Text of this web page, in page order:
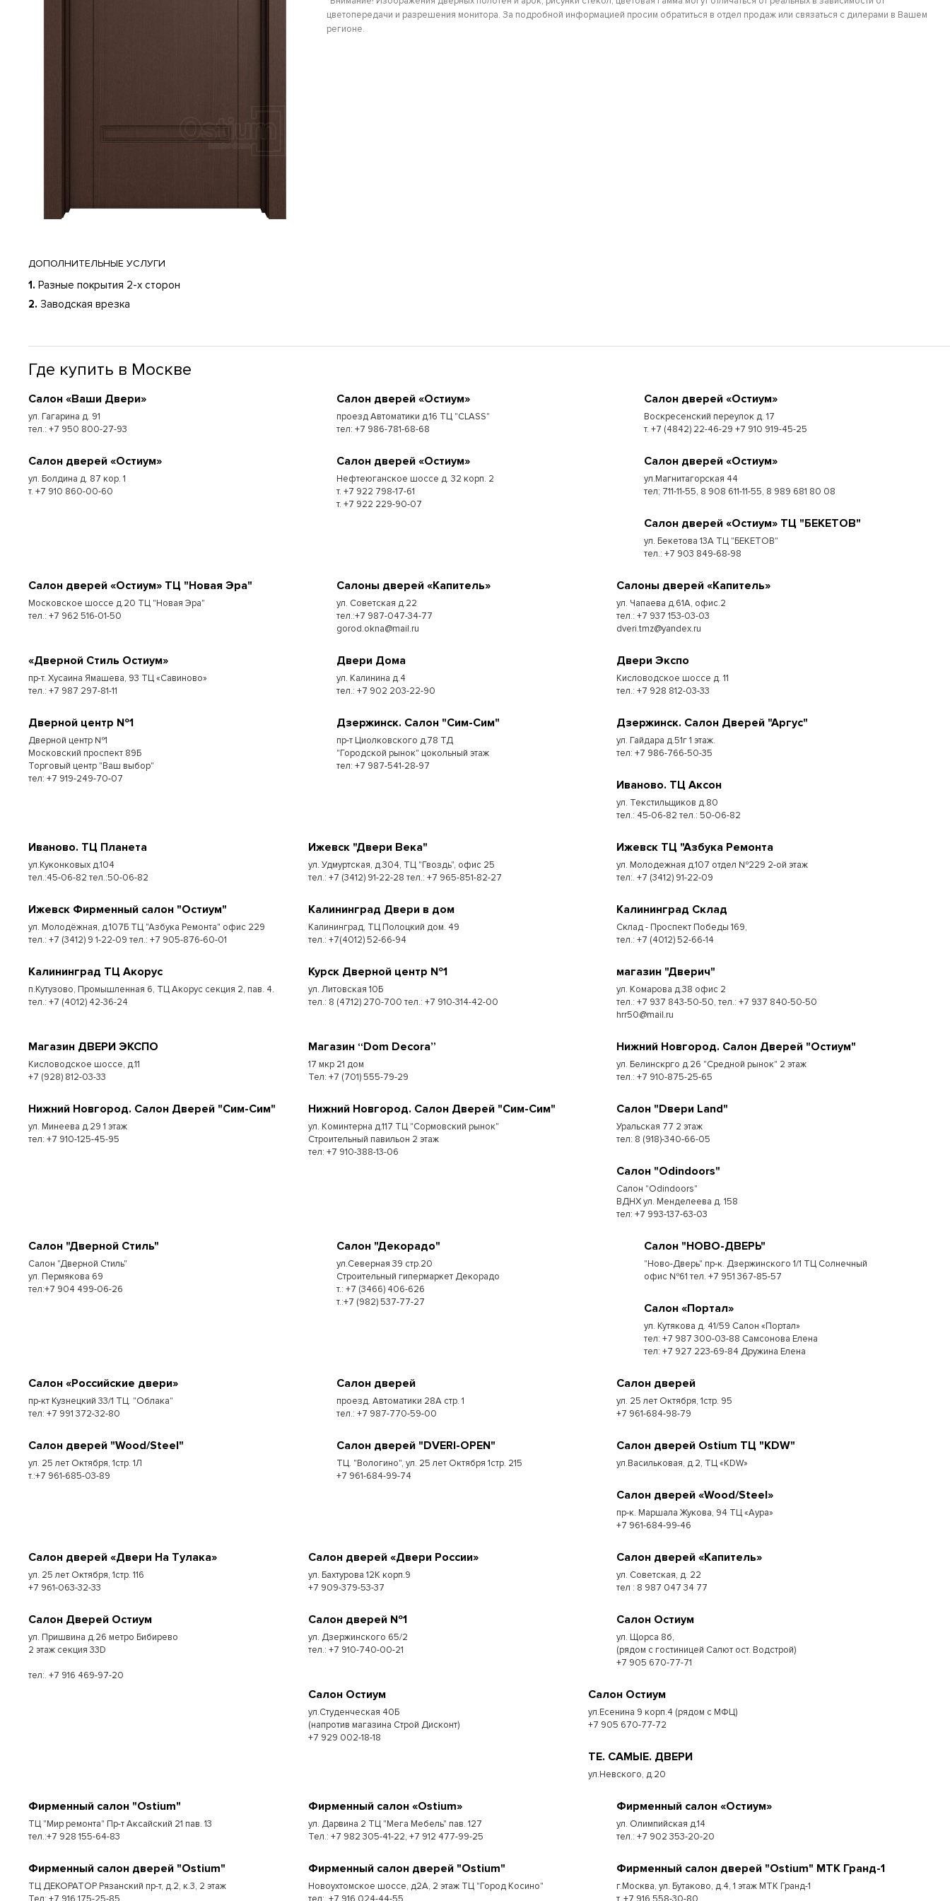
цветопередачи и разрешения монитора. За подробной информацией просим обратиться в отдел продаж или связаться с дилерами в Вашем
регионе.
ДОПОЛНИТЕЛЬНЫЕ УСЛУГИ
1. Разные покрытия 2-х сторон
2. Заводская врезка
Где купить в Москве
Cалон «Ваши Двери»
ул. Гагарина д. 91
тел.: +7 950 800-27-93
Cалон дверей «Остиум»
проезд Автоматики д.16 ТЦ "CLASS"
тел: +7 986-781-68-68
Cалон дверей «Остиум»
Воскресенский переулок д. 17
т. +7 (4842) 22-46-29 +7 910 919-45-25
Cалон дверей «Остиум»
ул. Болдина д. 87 кор. 1
т. +7 910 860-00-60
Cалон дверей «Остиум»
Нефтеюганское шоссе д. 32 корп. 2
т. +7 922 798-17-61
т. +7 922 229-90-07
Cалон дверей «Остиум»
ул.Магнитагорская 44
тел; 711-11-55, 8 908 611-11-55, 8 989 681 80 08
Cалон дверей «Остиум» ТЦ "БЕКЕТОВ"
ул. Бекетова 13А ТЦ "БЕКЕТОВ"
тел.: +7 903 849-68-98
Cалон дверей «Остиум» ТЦ "Новая Эра"
Московское шоссе д.20 ТЦ "Новая Эра"
тел.: +7 962 516-01-50
Cалоны дверей «Капитель»
ул. Советская д.22
тел.:+7 987-047-34-77
gorod.okna@mail.ru
Cалоны дверей «Капитель»
ул. Чапаева д.61А, офис.2
тел.: +7 937 153-03-03
dveri.tmz@yandex.ru
«Дверной Стиль Остиум»
пр-т. Хусаина Ямашева, 93 ТЦ «Савиново»
тел.: +7 987 297-81-11
Двери Дома
ул. Калинина д.4
тел.: +7 902 203-22-90
Двери Экспо
Кисловодское шоссе д. 11
тел.: +7 928 812-03-33
Дверной центр №1
Дверной центр №1
Московский проспект 89Б
Торговый центр "Ваш выбор"
тел: +7 919-249-70-07
Дзержинск. Салон "Сим-Сим"
пр-т Циолковского д.78 ТД
"Городской рынок" цокольный этаж
тел: +7 987-541-28-97
Дзержинск. Салон Дверей "Аргус"
ул. Гайдара д.51г 1 этаж.
тел: +7 986-766-50-35
Иваново. ТЦ Аксон
ул. Текстильщиков д.80
тел.: 45-06-82 тел.: 50-06-82
Иваново. ТЦ Планета
ул.Куконковых д.104
тел.:45-06-82 тел.:50-06-82
Ижевск "Двери Века"
ул. Удмуртская, д.304, ТЦ "Гвоздь", офис 25
тел.: +7 (3412) 91-22-28 тел.: +7 965-851-82-27
Ижевск ТЦ "Азбука Ремонта
ул. Молодежная д.107 отдел №229 2-ой этаж
тел:. +7 (3412) 91-22-09
Ижевск Фирменный салон "Остиум"
ул. Молодёжная, д.107Б ТЦ "Азбука Ремонта" офис 229
тел.: +7 (3412) 9 1-22-09 тел.: +7 905-876-60-01
Калининград Двери в дом
Калининград, ТЦ Полоцкий дом. 49
тел.: +7(4012) 52-66-94
Калининград Склад
Склад - Проспект Победы 169,
тел.:​ +7 (4012) 52-66-14
Калининград ТЦ Акорус
п.Кутузово, Промышленная 6, ТЦ Акорус секция 2, пав. 4.
тел.: +7 (4012) 42-36-24
Курск Дверной центр №1
ул. Литовская 10Б
тел.: 8 (4712) 270-700 тел.: +7 910-314-42-00
магазин "Дверич"
ул. Комарова д.38 офис 2
тел.: +7 937 843-50-50, тел.: +7 937 840-50-50
hrr50@mail.ru
Магазин ДВЕРИ ЭКСПО
Кисловодское шоссе, д.11
+7 (928) 812-03-33
Магазин “Dom Decora”
17 мкр 21 дом
Тел: +7 (701) 555-79-29
Нижний Новгород. Салон Дверей "Остиум"
ул. Белинскрго д.26 "Средной рынок" 2 этаж
тел.: +7 910-875-25-65
Нижний Новгород. Салон Дверей "Сим-Сим"
ул. Минеева д.29 1 этаж
тел: +7 910-125-45-95
Нижний Новгород. Салон Дверей "Сим-Сим"
ул. Коминтерна д.117 ТЦ "Сормовский рынок"
Строительный павильон 2 этаж
тел: +7 910-388-13-06
Салон "Dвери Land"
Уральская 77 2 этаж
тел: 8 (918)-340-66-05
Салон "Odindoors"
Салон "Odindoors"
ВДНХ ул. Менделеева д. 158
тел: +7 993-137-63-03
Салон "Дверной Стиль"
Салон "Дверной Стиль"
ул. Пермякова 69
тел:+7 904 499-06-26
Салон "Декорадо"
ул.Северная 39 стр.20
Строительный гипермаркет Декорадо
т.: +7 (3466) 406-626
т.:+7 (982) 537-77-27
Салон "НОВО-ДВЕРЬ"
"Ново-Дверь" пр-к. Дзержинского 1/1 ТЦ Солнечный
офис №61 тел. +7 951 367-85-57
Салон «Портал»
ул. Кутякова д. 41/59 Салон «Портал»
тел: +7 987 300-03-88 Самсонова Елена
тел: +7 927 223-69-84 Дружина Елена
Салон «Российские двери»
пр-кт Кузнецкий 33/1 ТЦ. "Облака"
тел: +7 991 372-32-80
Салон дверей
проезд. Автоматики 28А стр. 1
тел.: +7 987-770-59-00
Салон дверей
ул. 25 лет Октября, 1стр. 95
+7 961-684-98-79
Салон дверей "Wood/Steel"
ул. 25 лет Октября, 1стр. 1Л
т.:+7 961-685-03-89
Салон дверей "DVERI-OPEN"
ТЦ. "Вологино", ул. 25 лет Октября 1стр. 215
+7 961-684-99-74
Салон дверей Ostium ТЦ "KDW"
ул.Васильковая, д.2, ТЦ «KDW»
Салон дверей «Wood/Steel»
пр-к. Маршала Жукова, 94 ТЦ «Аура»
+7 961-684-99-46
Салон дверей «Двери На Тулака»
ул. 25 лет Октября, 1стр. 116
+7 961-063-32-33
Салон дверей «Двери России»
ул. Бахтурова 12К корп.9
+7 909-379-53-37
Салон дверей «Капитель»
ул. Советская, д. 22
тел : 8 987 047 34 77
Салон Дверей Остиум
ул. Пришвина д.26 метро Бибирево
2 этаж секция 33D
тел:. +7 916 469-97-20
Салон дверей №1
ул. Дзержинского 65/2
тел.: +7 910-740-00-21
Салон Остиум
ул. Щорса 8б,
(рядом с гостиницей Салют ост. Водстрой)
+7 905 670-77-71
Салон Остиум
ул.Студенческая 40Б
(напротив магазина Строй Дисконт)
+7 929 002-18-18
Салон Остиум
ул.Есенина 9 корп.4 (рядом с МФЦ)
+7 905 670-77-72
ТЕ. САМЫЕ. ДВЕРИ
ул.Невского, д.20
Фирменный салон "Ostium"
ТЦ "Мир ремонта" Пр-т Аксайский 21 пав. 13
тел.:+7 928 155-64-83
Фирменный салон «Ostium»
ул. Дарвина 2 ТЦ "Мега Мебель" пав. 127
Тел.: +7 982 305-41-22, +7 912 477-99-25
Фирменный салон «Остиум»
ул. Олимпийская д.14
тел.: +7 902 353-20-20
Фирменный салон дверей "Ostium"
ТЦ ДЕКОРАТОР Рязанский пр-т, д.2, к.3, 2 этаж
Фирменный салон дверей "Ostium"
Новоухтомское шоссе, д2А, 2 этаж ТЦ "Город Косино"
Фирменный салон дверей "Ostium" МТК Гранд-1
г.Москва, ул. Бутаково, д.4, 1 этаж МТК Гранд-1